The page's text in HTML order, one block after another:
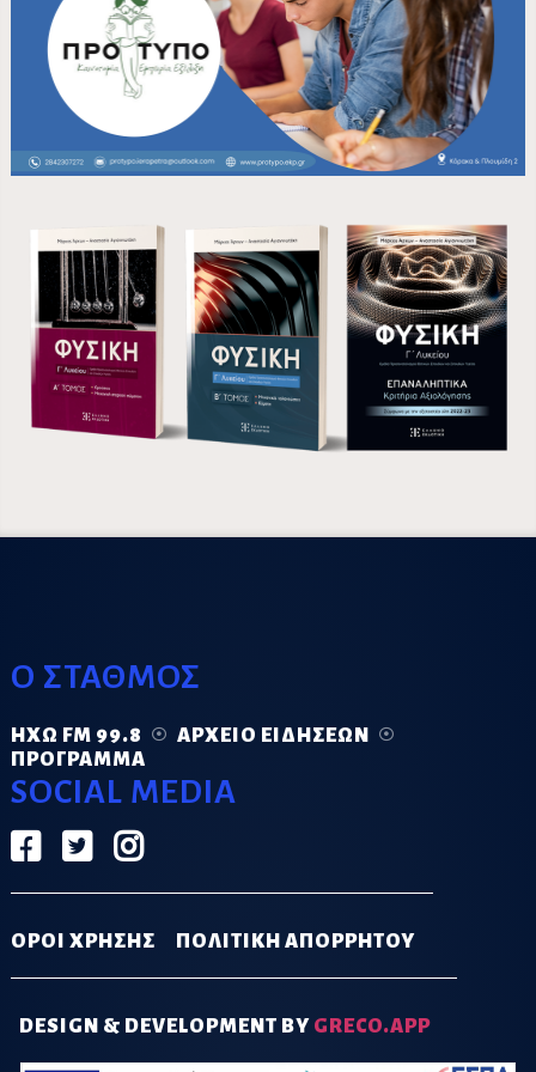
Ο ΣΤΑΘΜΟΣ
ΗΧΏ FM 99.8
ΑΡΧΕΊΟ ΕΙΔΉΣΕΩΝ
ΠΡΌΓΡΑΜΜΑ
SOCIAL MEDIA
ΟΡΟΙ ΧΡΗΣΗΣ ΠΟΛΙΤΙΚΗ ΑΠΟΡΡΗΤΟΥ
DESIGN & DEVELOPMENT BY GRECO.APP